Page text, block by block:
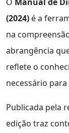
(2024) é a
na
abrangência
reflete o
necessário
Publicada pela
edição traz